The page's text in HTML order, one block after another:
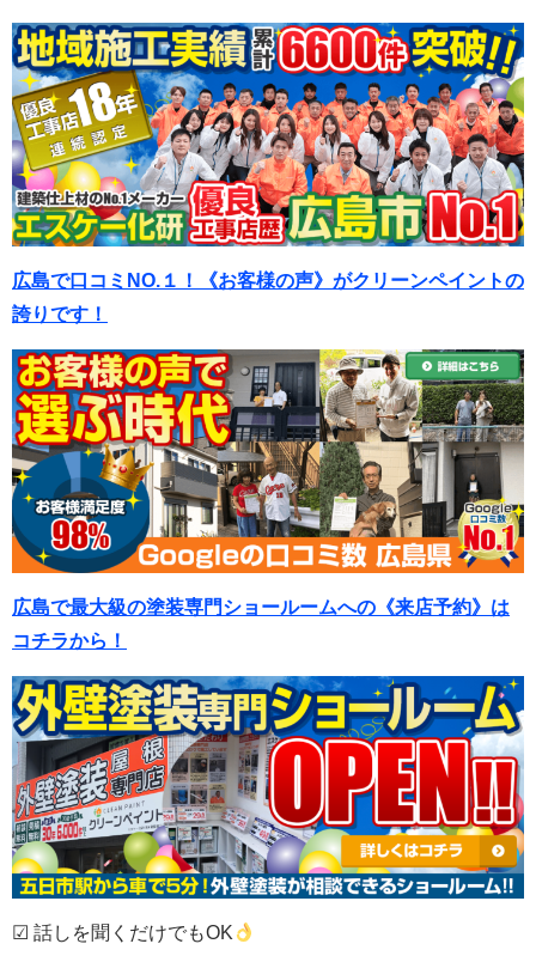
広島で口コミNO.１！《お客様の声》がクリーンペイントの
誇りです！
広島で最大級の塗装専門ショールームへの《来店予約》は
コチラから！
☑ 話しを聞くだけでもOK